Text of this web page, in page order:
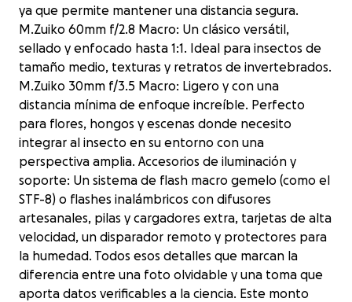
ya que permite mantener una distancia segura.
M.Zuiko 60mm f/2.8 Macro: Un clásico versátil,
sellado y enfocado hasta 1:1. Ideal para insectos de
tamaño medio, texturas y retratos de invertebrados.
M.Zuiko 30mm f/3.5 Macro: Ligero y con una
distancia mínima de enfoque increíble. Perfecto
para flores, hongos y escenas donde necesito
integrar al insecto en su entorno con una
perspectiva amplia. Accesorios de iluminación y
soporte: Un sistema de flash macro gemelo (como el
STF-8) o flashes inalámbricos con difusores
artesanales, pilas y cargadores extra, tarjetas de alta
velocidad, un disparador remoto y protectores para
la humedad. Todos esos detalles que marcan la
diferencia entre una foto olvidable y una toma que
aporta datos verificables a la ciencia. Este monto